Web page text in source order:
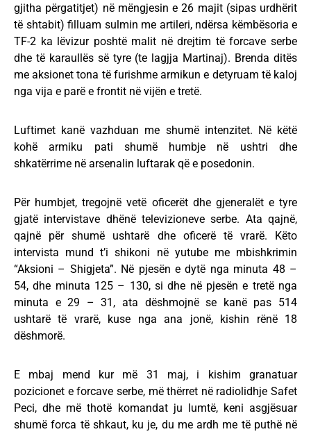
gjitha përgatitjet) në mëngjesin e 26 majit (sipas urdhërit
të shtabit) filluam sulmin me artileri, ndërsa këmbësoria e
TF-2 ka lëvizur poshtë malit në drejtim të forcave serbe
dhe të karaullës së tyre (te lagjja Martinaj). Brenda ditës
me aksionet tona të furishme armikun e detyruam të kaloj
nga vija e parë e frontit në vijën e tretë.
Luftimet kanë vazhduan me shumë intenzitet. Në këtë
kohë armiku pati shumë humbje në ushtri dhe
shkatërrime në arsenalin luftarak që e posedonin.
Për humbjet, tregojnë vetë oficerët dhe gjeneralët e tyre
gjatë intervistave dhënë televizioneve serbe. Ata qajnë,
qajnë për shumë ushtarë dhe oficerë të vrarë. Këto
intervista mund t’i shikoni në yutube me mbishkrimin
“Aksioni – Shigjeta”. Në pjesën e dytë nga minuta 48 –
54, dhe minuta 125 – 130, si dhe në pjesën e tretë nga
minuta e 29 – 31, ata dëshmojnë se kanë pas 514
ushtarë të vrarë, kuse nga ana jonë, kishin rënë 18
dëshmorë.
E mbaj mend kur më 31 maj, i kishim granatuar
pozicionet e forcave serbe, më thërret në radiolidhje Safet
Peci, dhe më thotë komandat ju lumtë, keni asgjësuar
shumë forca të shkaut, ku je, du me ardh me të puthë në